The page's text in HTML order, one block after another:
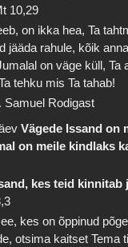
10,29
on ikka hea, Ta
jääda rahule, kõik
on väge küll, Ta
tehku mis Ta tahab!
Samuel Rodigast
Vägede Issand on
on meile kindlaks
kes teid kinnitab
kes on õppinud
otsima kaitset Tema